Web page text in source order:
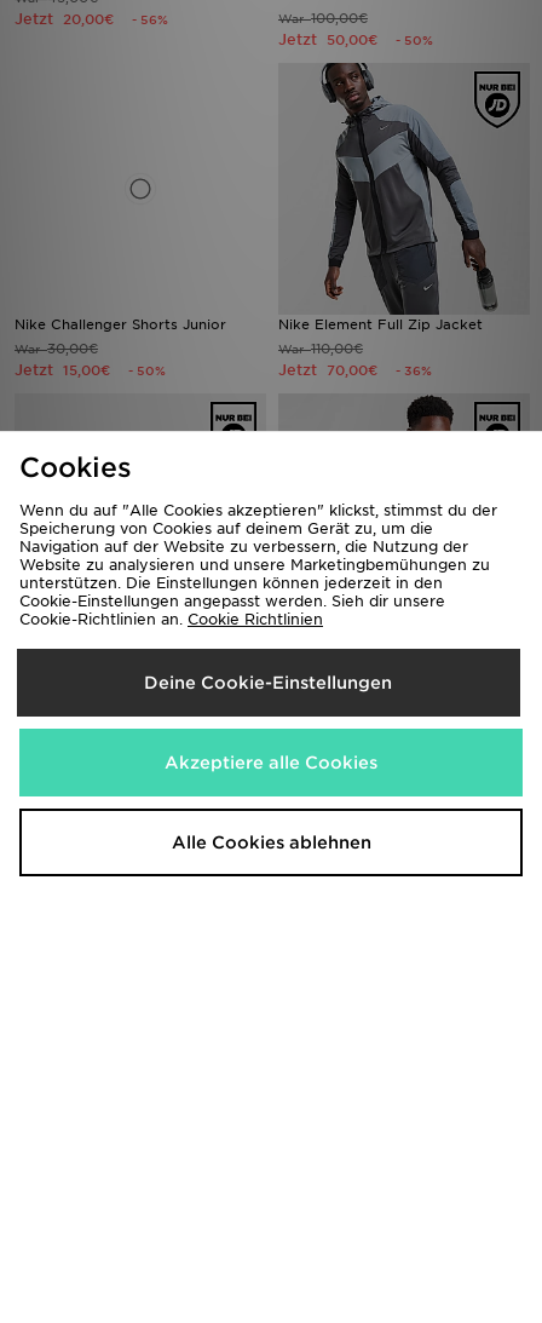
Jetzt 20,00€ - 56% War100,00€
Jetzt 50,00€ - 50%
Nike Challenger Shorts Junior
War30,00€
Jetzt 15,00€ - 50%
Nike Element Full Zip Jacket
War110,00€
Jetzt 70,00€ - 36%
War20,00€
Cookies
Wenn du auf "Alle Cookies akzeptieren" klickst, stimmst du der
Speicherung von Cookies auf deinem Gerät zu, um die
Navigation auf der Website zu verbessern, die Nutzung der
Website zu analysieren und unsere Marketingbemühungen zu
unterstützen. Die Einstellungen können jederzeit in den
Cookie-Einstellungen angepasst werden. Sieh dir unsere
Cookie-Richtlinien an. Cookie Richtlinien
Deine Cookie-Einstellungen
Akzeptiere alle Cookies
Alle Cookies ablehnen